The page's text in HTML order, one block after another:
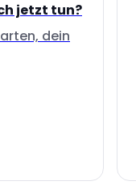
jetzt tun?
dein